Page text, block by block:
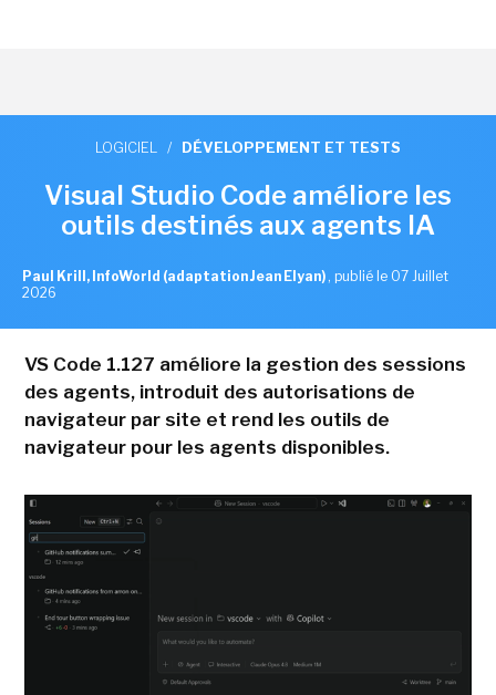
LOGICIEL / DÉVELOPPEMENT ET TESTS
Visual Studio Code améliore les
outils destinés aux agents IA
Paul Krill, InfoWorld (adaptation Jean Elyan) , publié le 07 Juillet
2026
VS Code 1.127 améliore la gestion des sessions
des agents, introduit des autorisations de
navigateur par site et rend les outils de
navigateur pour les agents disponibles.